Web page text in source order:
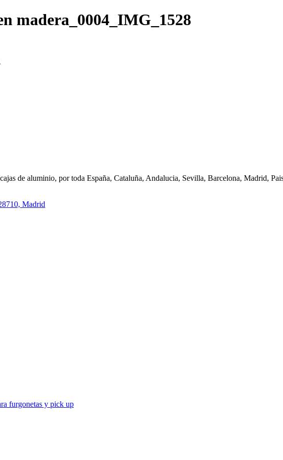
madera_0004_IMG_1528
de aluminio, por toda España, Cataluña, Andalucia, Sevilla, Barcelona, Madrid,
Madrid
furgonetas y pick up